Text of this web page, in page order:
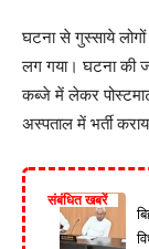
घटना से गुस्साये
लग गया। घटना की
कब्जे में लेकर
अस्पताल में भर्ती
संबंधित खबरें